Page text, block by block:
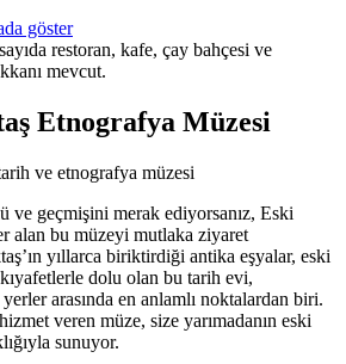
göster
restoran, kafe, çay bahçesi ve
mevcut.
Etnografya Müzesi
ve geçmişini merak ediyorsanız, Eski
alan bu müzeyi mutlaka ziyaret
yıllarca biriktirdiği antika eşyalar, eski
dolu olan bu tarih evi,
arasında en anlamlı noktalardan biri.
veren müze, size yarımadanın eski
sunuyor.